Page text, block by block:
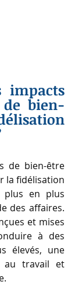
impacts
bien-
de bien-être
la fidélisation
plus en plus
des affaires.
et mises
à des
élevés, une
au travail et